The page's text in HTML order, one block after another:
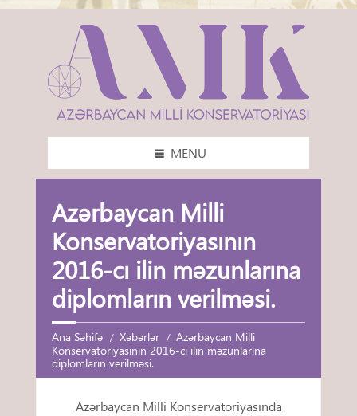
MENU
Azərbaycan Milli
Konservatoriyasının
2016-cı ilin məzunlarına
diplomların verilməsi.
Ana Səhifə Xəbərlər
Azərbaycan Milli
Konservatoriyasının 2016-cı ilin məzunlarına
diplomların verilməsi.
Azərbaycan Milli Konservatoriyasında